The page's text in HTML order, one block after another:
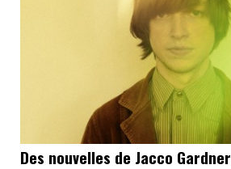
Des nouvelles de Jacco Gardner